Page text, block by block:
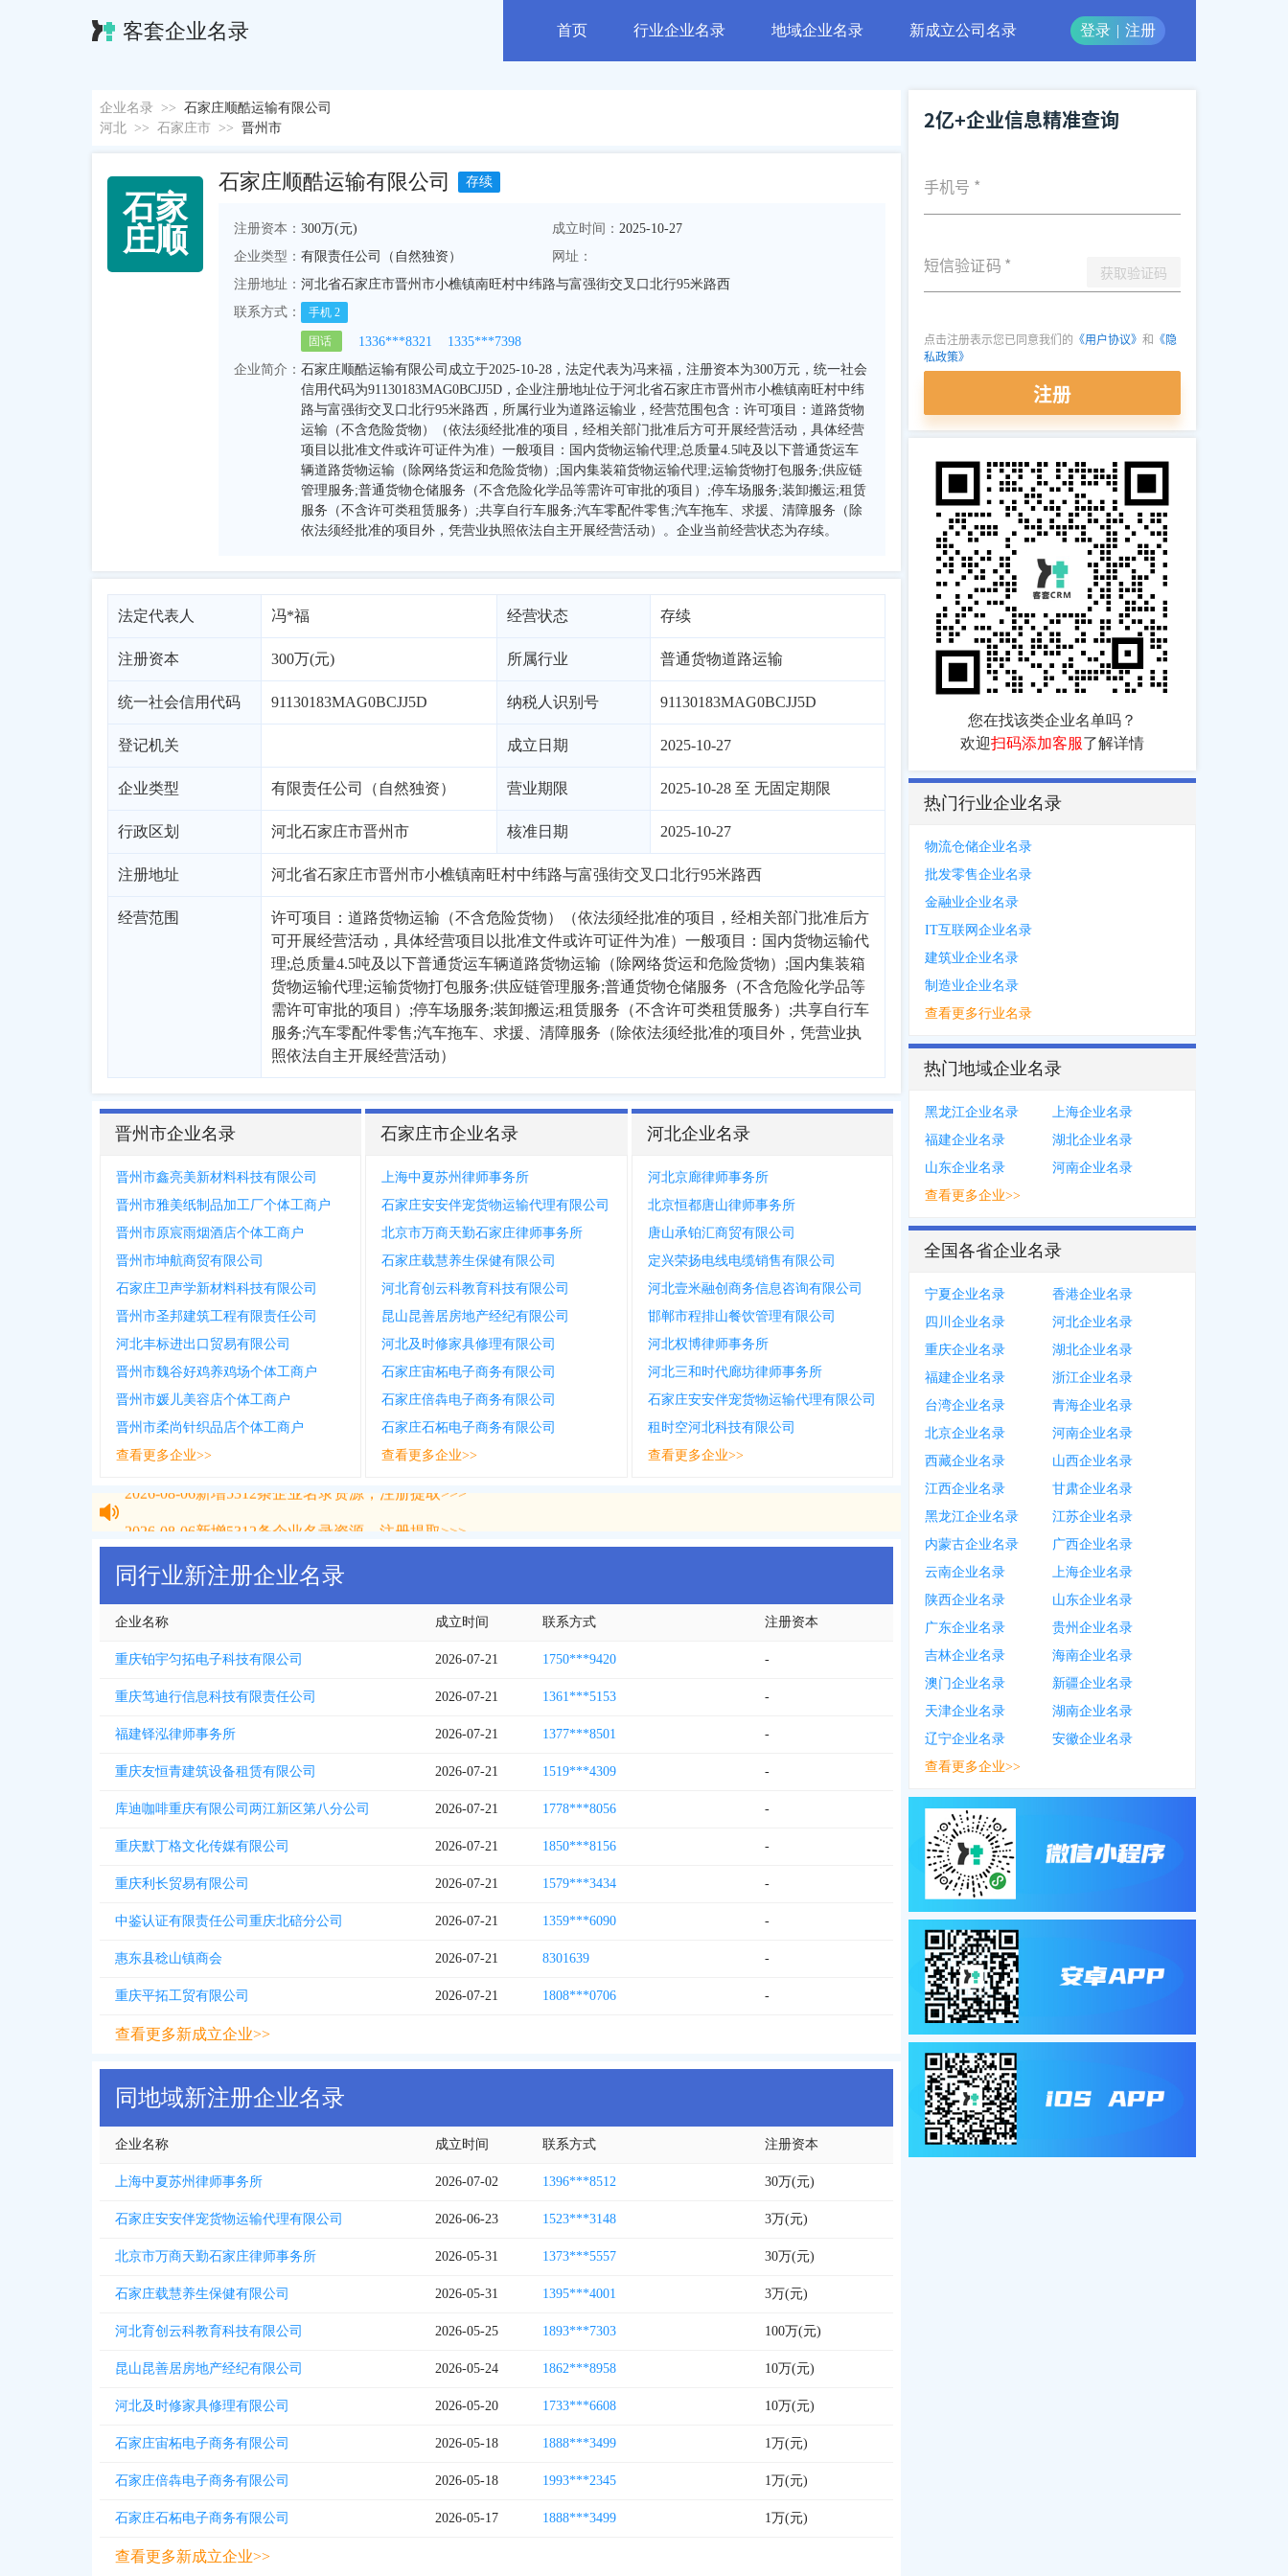
客套企业名录 首页 行业企业名录 地域企业名录 新成立公司名录 登录 | 注册
企业名录 >> 石家庄顺酷运输有限公司
河北 >> 石家庄市 >> 晋州市
石家
庄顺
石家庄顺酷运输有限公司 存续
注册资本： 300万(元) 成立时间： 2025-10-27
企业类型： 有限责任公司（自然独资）
网址：
注册地址： 河北省石家庄市晋州市小樵镇南旺村中纬路与富强街交叉口北行95米路西
联系方式：
手机 2
固话 1336***8321
1335***7398
企业简介： 石家庄顺酷运输有限公司成立于2025-10-28，法定代表为冯来福，注册资本为300万元，统一社会
信用代码为91130183MAG0BCJJ5D，企业注册地址位于河北省石家庄市晋州市小樵镇南旺村中纬
路与富强街交叉口北行95米路西，所属行业为道路运输业，经营范围包含：许可项目：道路货物
运输（不含危险货物）（依法须经批准的项目，经相关部门批准后方可开展经营活动，具体经营
项目以批准文件或许可证件为准）一般项目：国内货物运输代理;总质量4.5吨及以下普通货运车
辆道路货物运输（除网络货运和危险货物）;国内集装箱货物运输代理;运输货物打包服务;供应链
管理服务;普通货物仓储服务（不含危险化学品等需许可审批的项目）;停车场服务;装卸搬运;租赁
服务（不含许可类租赁服务）;共享自行车服务;汽车零配件零售;汽车拖车、求援、清障服务（除
依法须经批准的项目外，凭营业执照依法自主开展经营活动）。企业当前经营状态为存续。
法定代表人 冯*福 经营状态 存续
注册资本 300万(元) 所属行业 普通货物道路运输
统一社会信用代码 91130183MAG0BCJJ5D 纳税人识别号 91130183MAG0BCJJ5D
登记机关 成立日期 2025-10-27
企业类型 有限责任公司（自然独资） 营业期限 2025-10-28 至 无固定期限
行政区划 河北石家庄市晋州市 核准日期 2025-10-27
注册地址 河北省石家庄市晋州市小樵镇南旺村中纬路与富强街交叉口北行95米路西
经营范围
许可项目：道路货物运输（不含危险货物）（依法须经批准的项目，经相关部门批准后方
可开展经营活动，具体经营项目以批准文件或许可证件为准）一般项目：国内货物运输代
理;总质量4.5吨及以下普通货运车辆道路货物运输（除网络货运和危险货物）;国内集装箱
货物运输代理;运输货物打包服务;供应链管理服务;普通货物仓储服务（不含危险化学品等
需许可审批的项目）;停车场服务;装卸搬运;租赁服务（不含许可类租赁服务）;共享自行车
服务;汽车零配件零售;汽车拖车、求援、清障服务（除依法须经批准的项目外，凭营业执
照依法自主开展经营活动）
晋州市企业名录
晋州市鑫亮美新材料科技有限公司
晋州市雅美纸制品加工厂个体工商户
晋州市原宸雨烟酒店个体工商户
晋州市坤航商贸有限公司
石家庄卫声学新材料科技有限公司
晋州市圣邦建筑工程有限责任公司
河北丰标进出口贸易有限公司
晋州市魏谷好鸡养鸡场个体工商户
晋州市媛儿美容店个体工商户
晋州市柔尚针织品店个体工商户
查看更多企业>>
石家庄市企业名录
上海中夏苏州律师事务所
石家庄安安伴宠货物运输代理有限公司
北京市万商天勤石家庄律师事务所
石家庄载慧养生保健有限公司
河北育创云科教育科技有限公司
昆山昆善居房地产经纪有限公司
河北及时修家具修理有限公司
石家庄宙柘电子商务有限公司
石家庄倍犇电子商务有限公司
石家庄石柘电子商务有限公司
查看更多企业>>
河北企业名录
河北京廊律师事务所
北京恒都唐山律师事务所
唐山承铂汇商贸有限公司
定兴荣扬电线电缆销售有限公司
河北壹米融创商务信息咨询有限公司
邯郸市程排山餐饮管理有限公司
河北权博律师事务所
河北三和时代廊坊律师事务所
石家庄安安伴宠货物运输代理有限公司
租时空河北科技有限公司
查看更多企业>>
同行业新注册企业名录
企业名称 成立时间 联系方式 注册资本
重庆铂宇匀拓电子科技有限公司 2026-07-21 1750***9420 -
重庆笃迪行信息科技有限责任公司 2026-07-21 1361***5153 -
福建铎泓律师事务所 2026-07-21 1377***8501 -
重庆友恒青建筑设备租赁有限公司 2026-07-21 1519***4309 -
库迪咖啡重庆有限公司两江新区第八分公司 2026-07-21 1778***8056 -
重庆默丁格文化传媒有限公司 2026-07-21 1850***8156 -
重庆利长贸易有限公司 2026-07-21 1579***3434 -
中鉴认证有限责任公司重庆北碚分公司 2026-07-21 1359***6090 -
惠东县稔山镇商会 2026-07-21 8301639 -
重庆平拓工贸有限公司 2026-07-21 1808***0706 -
查看更多新成立企业>>
同地域新注册企业名录
企业名称 成立时间 联系方式 注册资本
上海中夏苏州律师事务所 2026-07-02 1396***8512 30万(元)
石家庄安安伴宠货物运输代理有限公司 2026-06-23 1523***3148 3万(元)
北京市万商天勤石家庄律师事务所 2026-05-31 1373***5557 30万(元)
石家庄载慧养生保健有限公司 2026-05-31 1395***4001 3万(元)
河北育创云科教育科技有限公司 2026-05-25 1893***7303 100万(元)
昆山昆善居房地产经纪有限公司 2026-05-24 1862***8958 10万(元)
河北及时修家具修理有限公司 2026-05-20 1733***6608 10万(元)
石家庄宙柘电子商务有限公司 2026-05-18 1888***3499 1万(元)
石家庄倍犇电子商务有限公司 2026-05-18 1993***2345 1万(元)
石家庄石柘电子商务有限公司 2026-05-17 1888***3499 1万(元)
查看更多新成立企业>>
2亿+企业信息精准查询
手机号 *
短信验证码 * 获取验证码
点击注册表示您已同意我们的 《用户协议》 和 《隐
私政策》
注册
您在找该类企业名单吗？
欢迎扫码添加客服了解详情
热门行业企业名录
物流仓储企业名录
批发零售企业名录
金融业企业名录
IT互联网企业名录
建筑业企业名录
制造业企业名录
查看更多行业名录
热门地域企业名录
黑龙江企业名录
上海企业名录
福建企业名录
湖北企业名录
山东企业名录
河南企业名录
查看更多企业>>
全国各省企业名录
宁夏企业名录
香港企业名录
四川企业名录
河北企业名录
重庆企业名录
湖北企业名录
福建企业名录
浙江企业名录
台湾企业名录
青海企业名录
北京企业名录
河南企业名录
西藏企业名录
山西企业名录
江西企业名录
甘肃企业名录
黑龙江企业名录
江苏企业名录
内蒙古企业名录
广西企业名录
云南企业名录
上海企业名录
陕西企业名录
山东企业名录
广东企业名录
贵州企业名录
吉林企业名录
海南企业名录
澳门企业名录
新疆企业名录
天津企业名录
湖南企业名录
辽宁企业名录
安徽企业名录
查看更多企业>>